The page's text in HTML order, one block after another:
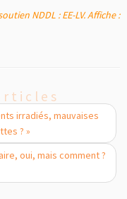
NDDL : EE-LV. Affiche :
irradiés, mauvaises
? »
oui, mais comment ?